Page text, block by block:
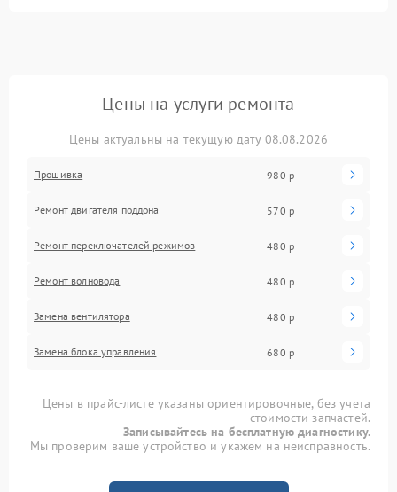
Цены на услуги ремонта
Цены актуальны на текущую дату 08.08.2026
Прошивка 980 р
Ремонт двигателя поддона 570 р
Ремонт переключателей режимов 480 р
Ремонт волновода 480 р
Замена вентилятора 480 р
Замена блока управления 680 р
Цены в прайс-листе указаны ориентировочные, без учета
стоимости запчастей.
Записывайтесь на бесплатную диагностику.
Мы проверим ваше устройство и укажем на неисправность.